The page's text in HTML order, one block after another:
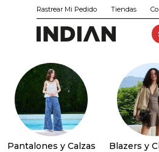
Rastrear Mi Pedido Tiendas
Pantalones y Calzas Blazers y